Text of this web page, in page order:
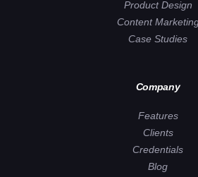
Product Design
Content
Case Studies
Company
Features
Clients
Credentials
Blog